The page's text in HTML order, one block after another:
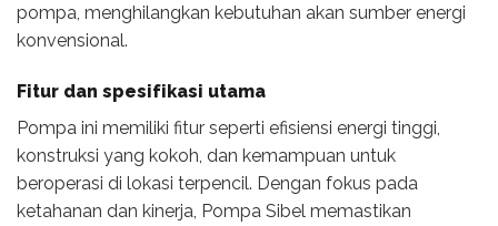
pompa, menghilangkan kebutuhan akan sumber energi
konvensional.
Fitur dan spesifikasi utama
Pompa ini memiliki fitur seperti efisiensi energi tinggi,
konstruksi yang kokoh, dan kemampuan untuk
beroperasi di lokasi terpencil. Dengan fokus pada
ketahanan dan kinerja, Pompa Sibel memastikan